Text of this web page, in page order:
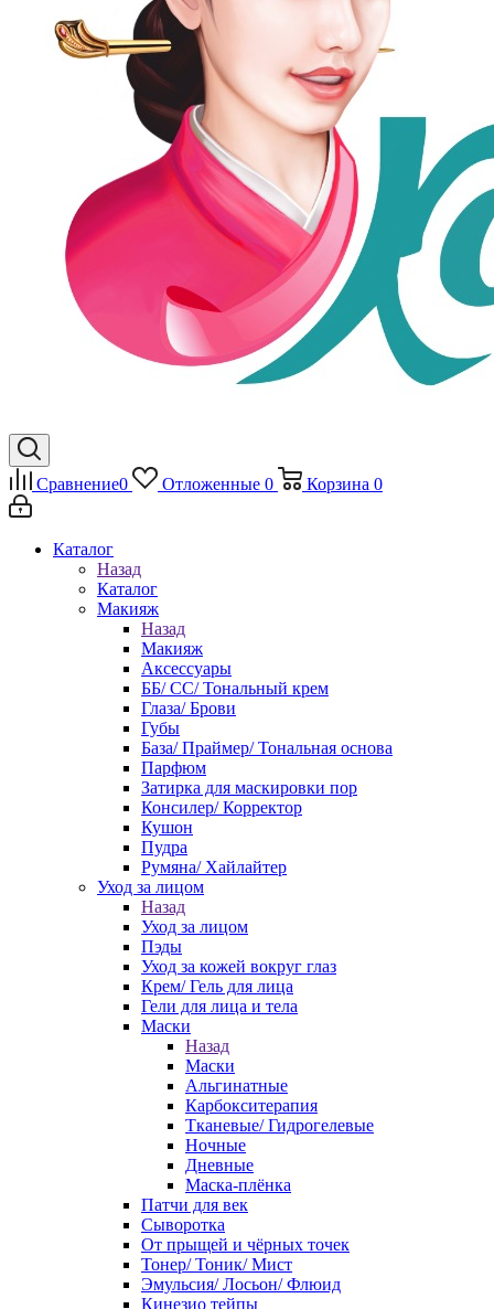
Сравнение0 Отложенные 0 Корзина 0
Каталог
Назад
Каталог
Макияж
Назад
Макияж
Аксессуары
ББ/ СС/ Тональный крем
Глаза/ Брови
Губы
База/ Праймер/ Тональная основа
Парфюм
Затирка для маскировки пор
Консилер/ Корректор
Кушон
Пудра
Румяна/ Хайлайтер
Уход за лицом
Назад
Уход за лицом
Пэды
Уход за кожей вокруг глаз
Крем/ Гель для лица
Гели для лица и тела
Маски
Назад
Маски
Альгинатные
Карбокситерапия
Тканевые/ Гидрогелевые
Ночные
Дневные
Маска-плёнка
Патчи для век
Сыворотка
От прыщей и чёрных точек
Тонер/ Тоник/ Мист
Эмульсия/ Лосьон/ Флюид
Кинезио тейпы